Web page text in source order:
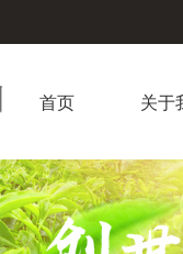
首页 关于